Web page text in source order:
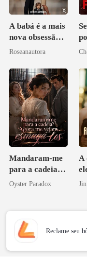
A babá é a mais
nova obsessão
do CEO
Roseanautora
Mandaram-me
para a cadeia?
Agora me
Oyster Paradox
A
Reclame seu